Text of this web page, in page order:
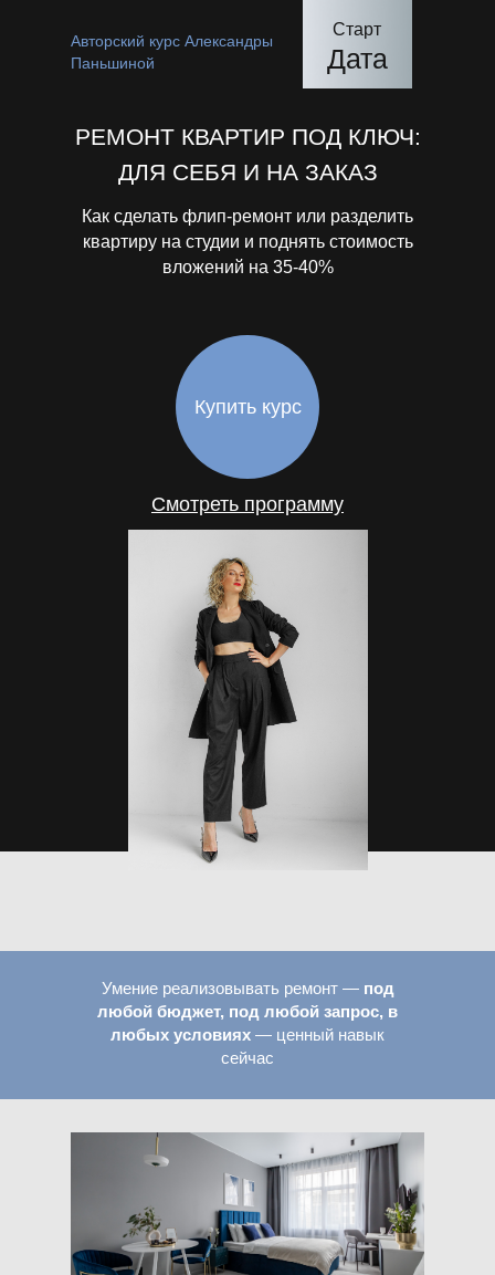
РЕМОНТ КВАРТИР ПОД КЛЮЧ:
ДЛЯ СЕБЯ И НА ЗАКАЗ
Как сделать флип-ремонт или разделить
квартиру на студии и поднять стоимость
вложений на 35-40%
Авторский курс Александры
Паньшиной
Купить курс
Cмотреть программу
Дата
Старт
Умение реализовывать ремонт — под
любой бюджет, под любой запрос, в
любых условиях — ценный навык
сейчас